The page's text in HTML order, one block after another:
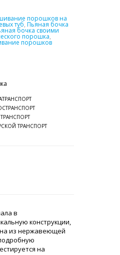
порошков на
туб, Пьяная бочка
бочка своими
порошка,
порошков
ТРАНСПОРТ
в
конструкции,
из нержавеющей
на